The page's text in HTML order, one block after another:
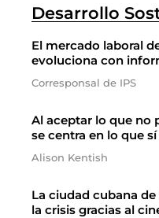
Desarrollo
El mercado laboral
evoluciona con
Corresponsal de IPS
Al aceptar lo que no
se centra en lo que
Alison Kentish
La ciudad cubana
la crisis gracias al